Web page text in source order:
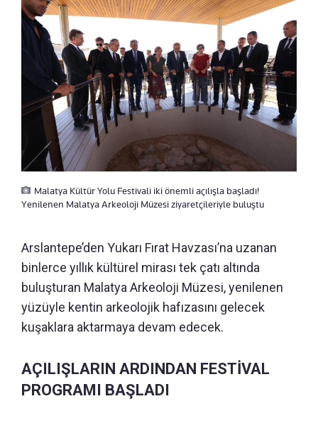
Malatya Kültür Yolu Festivali iki önemli açılışla başladı!
Yenilenen Malatya Arkeoloji Müzesi ziyaretçileriyle buluştu
Arslantepe’den Yukarı Fırat Havzası’na uzanan
binlerce yıllık kültürel mirası tek çatı altında
buluşturan Malatya Arkeoloji Müzesi, yenilenen
yüzüyle kentin arkeolojik hafızasını gelecek
kuşaklara aktarmaya devam edecek.
AÇILIŞLARIN ARDINDAN FESTİVAL
PROGRAMI BAŞLADI